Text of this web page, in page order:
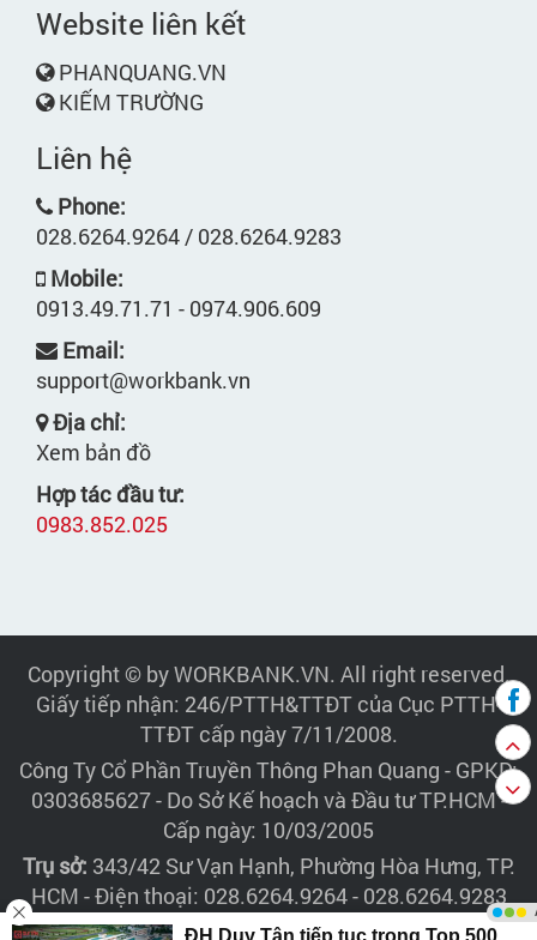
Website liên kết
PHANQUANG.VN
KIẾM TRƯỜNG
Liên hệ
Phone:
028.6264.9264 / 028.6264.9283
Mobile:
0913.49.71.71 - 0974.906.609
Email:
support@workbank.vn
Địa chỉ:
Xem bản đồ
Hợp tác đầu tư:
0983.852.025
Copyright © by WORKBANK.VN. All right reserved.
Giấy tiếp nhận: 246/PTTH&TTĐT của Cục PTTH-
TTĐT cấp ngày 7/11/2008.
Công Ty Cổ Phần Truyền Thông Phan Quang - GPKD:
0303685627 - Do Sở Kế hoạch và Đầu tư TP.HCM -
Cấp ngày: 10/03/2005
Trụ sở: 343/42 Sư Vạn Hạnh, Phường Hòa Hưng, TP.
HCM - Điện thoại: 028.6264.9264 - 028.6264.9283